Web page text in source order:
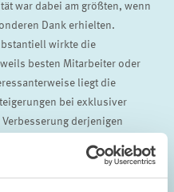
war dabei am größten, wenn
Dank erhielten.
wirkte die
besten Mitarbeiter oder
liegt die
bei exklusiver
derjenigen